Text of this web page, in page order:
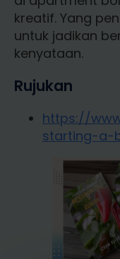
kreatif. Yang
untuk jadikan
kenyataan.
Rujukan
https://
starting-a-